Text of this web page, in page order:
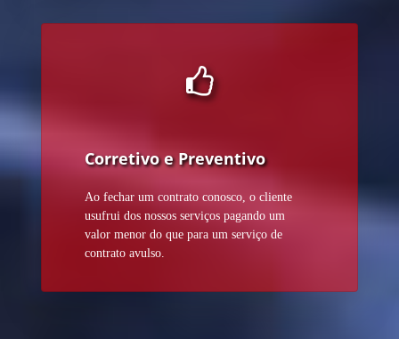
Corretivo e Preventivo
Ao fechar um contrato conosco, o cliente
usufrui dos nossos serviços pagando um
valor menor do que para um serviço de
contrato avulso.